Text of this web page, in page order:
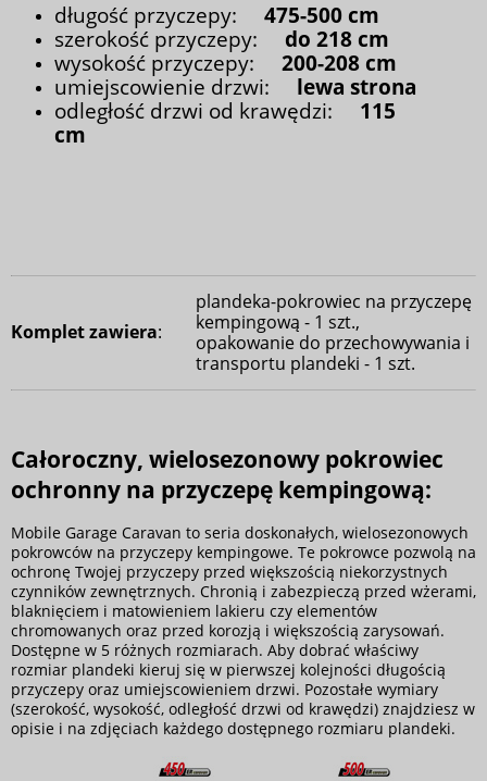
długość przyczepy: 475-500 cm
szerokość przyczepy: do 218 cm
wysokość przyczepy: 200-208 cm
umiejscowienie drzwi: lewa strona
odległość drzwi od krawędzi: 115
cm
Komplet zawiera:
plandeka-pokrowiec na przyczepę
kempingową - 1 szt.,
opakowanie do przechowywania i
transportu plandeki - 1 szt.
Całoroczny, wielosezonowy pokrowiec
ochronny na przyczepę kempingową:
Mobile Garage Caravan to seria doskonałych, wielosezonowych
pokrowców na przyczepy kempingowe. Te pokrowce pozwolą na
ochronę Twojej przyczepy przed większością niekorzystnych
czynników zewnętrznych. Chronią i zabezpieczą przed wżerami,
blaknięciem i matowieniem lakieru czy elementów
chromowanych oraz przed korozją i większością zarysowań.
Dostępne w 5 różnych rozmiarach. Aby dobrać właściwy
rozmiar plandeki kieruj się w pierwszej kolejności długością
przyczepy oraz umiejscowieniem drzwi. Pozostałe wymiary
(szerokość, wysokość, odległość drzwi od krawędzi) znajdziesz w
opisie i na zdjęciach każdego dostępnego rozmiaru plandeki.